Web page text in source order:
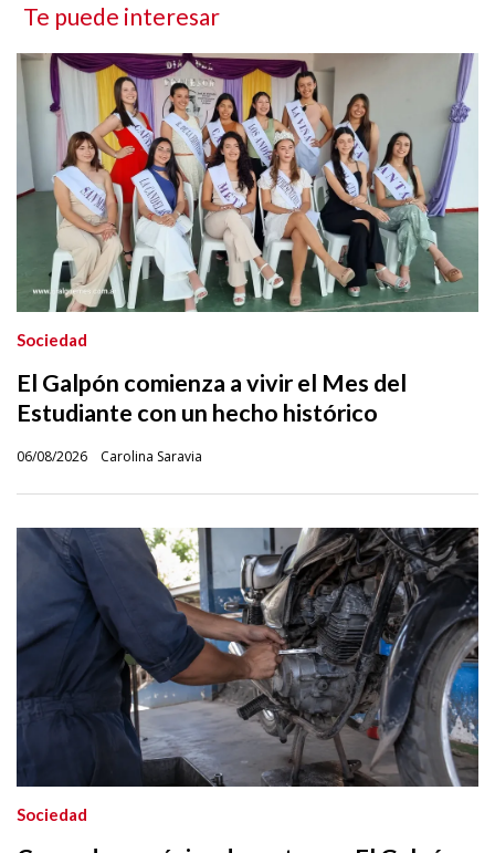
Te puede interesar
El Galpón comienza a vivir el Mes del
Estudiante con un hecho histórico
Carolina Saravia
Sociedad
06/08/2026
Sociedad